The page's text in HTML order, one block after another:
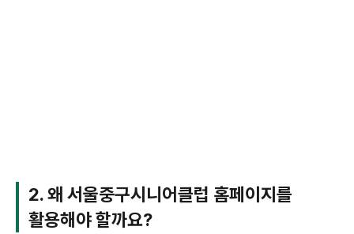
2. 왜 서울중구시니어클럽 홈페이지를
활용해야 할까요?